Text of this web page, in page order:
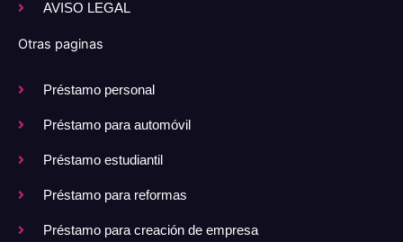
AVISO LEGAL
Otras paginas
Préstamo personal
Préstamo para automóvil
Préstamo estudiantil
Préstamo para reformas
Préstamo para creación de empresa